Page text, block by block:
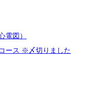
電図）
ース ※〆切りました